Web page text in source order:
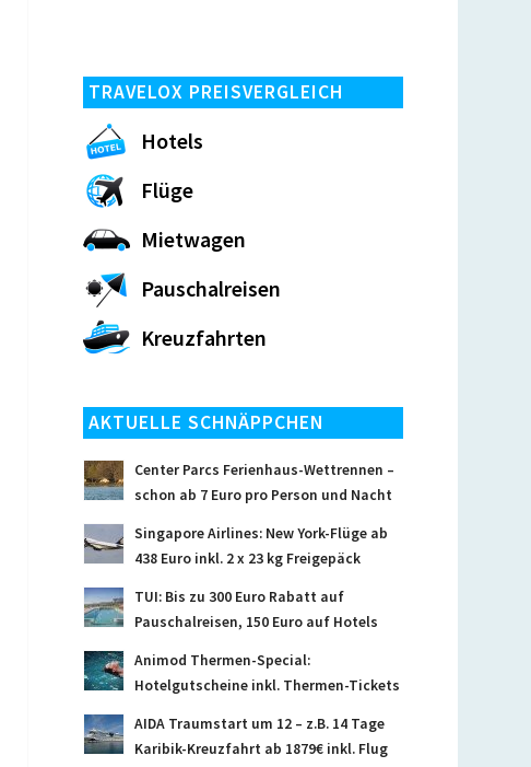
TRAVELOX PREISVERGLEICH
Hotels
Flüge
Mietwagen
Pauschalreisen
Kreuzfahrten
AKTUELLE SCHNÄPPCHEN
Center Parcs Ferienhaus-Wettrennen –
schon ab 7 Euro pro Person und Nacht
Singapore Airlines: New York-Flüge ab
438 Euro inkl. 2 x 23 kg Freigepäck
TUI: Bis zu 300 Euro Rabatt auf
Pauschalreisen, 150 Euro auf Hotels
Animod Thermen-Special:
Hotelgutscheine inkl. Thermen-Tickets
AIDA Traumstart um 12 – z.B. 14 Tage
Karibik-Kreuzfahrt ab 1879€ inkl. Flug